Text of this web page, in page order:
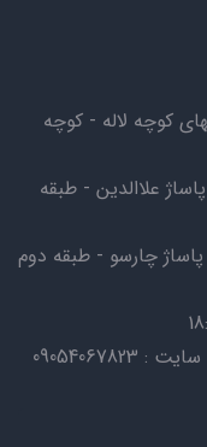
کوچه لاله - کوچه
علاالدین - طبقه
چارسو - طبقه دوم